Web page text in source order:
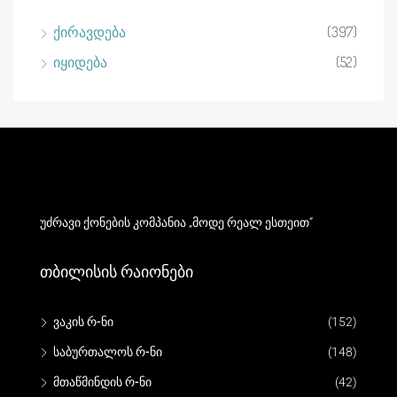
ქირავდება
(397)
იყიდება
(52)
უძრავი ქონების კომპანია „მოდე რეალ ესთეით“
Თბილისის Რაიონები
ვაკის რ-ნი (152)
საბურთალოს რ-ნი (148)
მთაწმინდის რ-ნი (42)